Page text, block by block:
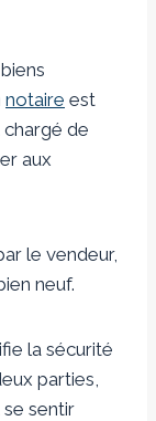
notaire est
de
aux
le vendeur,
neuf.
la sécurité
parties,
se sentir